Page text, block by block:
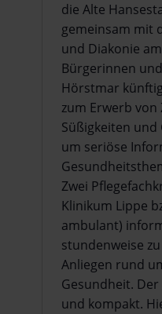
die Alte
gemeinsam mit
und Diakonie
Bürgerinnen
Hörstmar
zum Erwerb
Süßigkeiten
um seriöse
Zwei
Klinikum Lippe
ambulant)
stundenweise
Anliegen rund
Gesundheit. Der
und kompakt.